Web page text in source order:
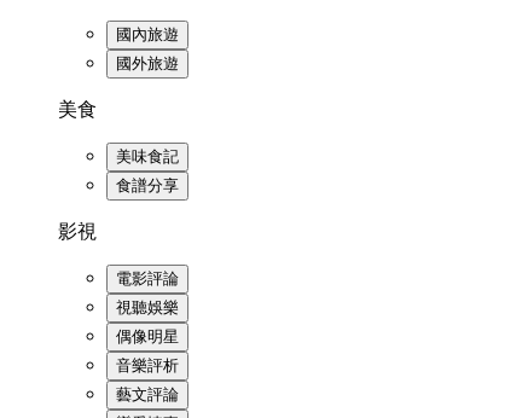
國內旅遊
國外旅遊
美食
美味食記
食譜分享
影視
電影評論
視聽娛樂
偶像明星
音樂評析
藝文評論